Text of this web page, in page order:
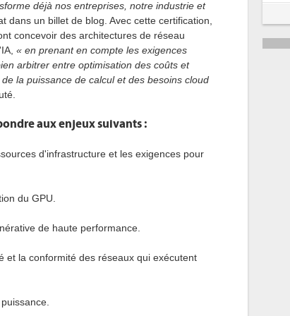
déjà nos entreprises, notre industrie et
dans un billet de blog. Avec cette certification,
concevoir des architectures de réseau
« en prenant en compte les exigences
arbitrer entre optimisation des coûts et
la puissance de calcul et des besoins cloud
aux enjeux suivants :
d'infrastructure et les exigences pour
du GPU.
de haute performance.
et la conformité des réseaux qui exécutent
6